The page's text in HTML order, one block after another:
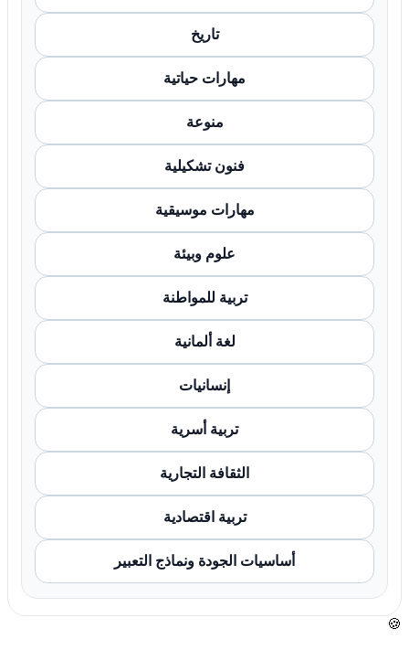
تاريخ
مهارات حياتية
منوعة
فنون تشكيلية
مهارات موسيقية
علوم وبيئة
تربية للمواطنة
لغة ألمانية
إنسانيات
تربية أسرية
الثقافة التجارية
تربية اقتصادية
أساسيات الجودة ونماذج التعبير
🍪